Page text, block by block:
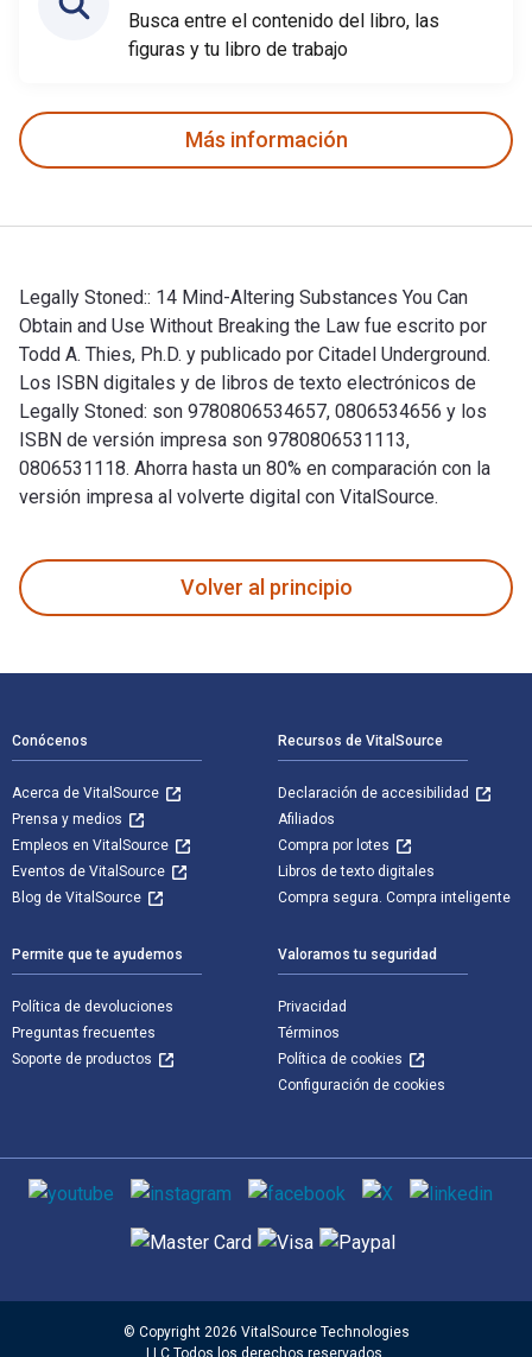
Busca entre el contenido del libro, las
figuras y tu libro de trabajo
Más información
Legally Stoned:: 14 Mind-Altering Substances You Can
Obtain and Use Without Breaking the Law fue escrito por
Todd A. Thies, Ph.D. y publicado por Citadel Underground.
Los ISBN digitales y de libros de texto electrónicos de
Legally Stoned: son 9780806534657, 0806534656 y los
ISBN de versión impresa son 9780806531113,
0806531118. Ahorra hasta un 80% en comparación con la
versión impresa al volverte digital con VitalSource.
Volver al principio
Conócenos
Acerca de VitalSource
Prensa y medios
Empleos en VitalSource
Eventos de VitalSource
Blog de VitalSource
Recursos de VitalSource
Declaración de accesibilidad
Afiliados
Compra por lotes
Libros de texto digitales
Compra segura. Compra inteligente
Permite que te ayudemos
Política de devoluciones
Preguntas frecuentes
Soporte de productos
Valoramos tu seguridad
Privacidad
Términos
Política de cookies
Configuración de cookies
Medios de comunicación social
Métodos de pago admitidos
© Copyright 2026 VitalSource Technologies
LLC Todos los derechos reservados.